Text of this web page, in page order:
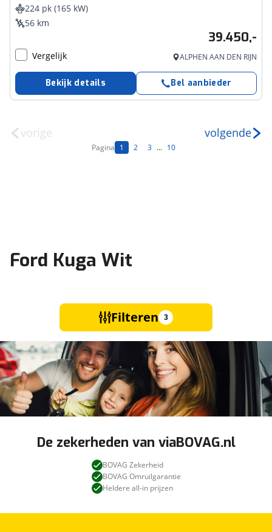
224 pk (165 kW)
56 km
39.450,-
Vergelijk ALPHEN AAN DEN RIJN
Bekijk details Bel aanbieder
vorige
Pagina 1 2 3 ... 10
volgende
Ford Kuga Wit
Filteren 3
De zekerheden van viaBOVAG.nl
BOVAG Zekerheid
BOVAG Omruilgarantie
Heldere all-in prijzen